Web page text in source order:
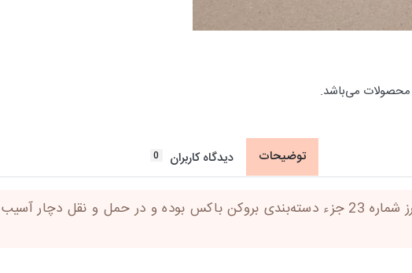
محصولات می‌باشد.
توضیحات دیدگاه کاربران 0
لازم به ذکر است بروکن باکس کرم پودر گلدن رز شماره 23 جزء دسته‌بندی بروکن باکس